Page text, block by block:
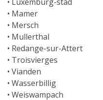
• Mamer
• Mersch
• Mullerthal
• Redange-sur-Attert
• Troisvierges
• Vianden
• Wasserbillig
• Weiswampach